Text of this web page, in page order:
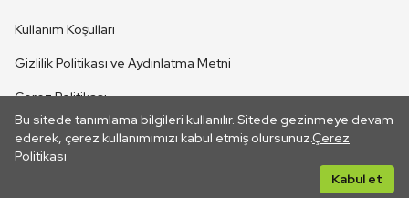
Bu sitede tanımlama bilgileri kullanılır. Sitede gezinmeye devam
ederek, çerez kullanımımızı kabul etmiş olursunuz.Çerez
Politikası
Kabul et
CANLI YAYINLAR
Kullanım Koşulları
Gizlilik Politikası ve Aydınlatma Metni
Çerez Politikası
İletişim
Her hakkı saklıdır. ©2026 TRT. Bağlantı yoluyla gidilen dış